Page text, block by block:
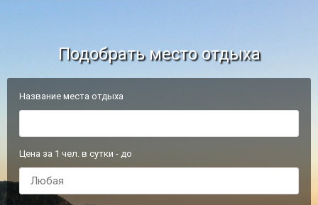
Подобрать место отдыха
Название места отдыха
Цена за 1 чел. в сутки - до